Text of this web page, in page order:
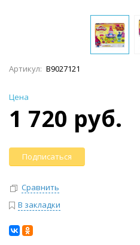
Артикул: B9027121
Цена
1 720 руб.
Подписаться
Сравнить
В закладки